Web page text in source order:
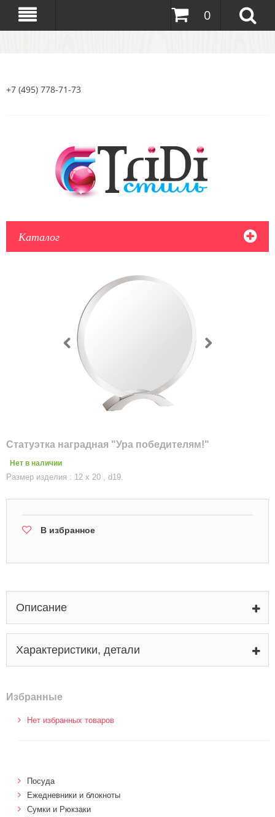
0
+7 (495) 778-71-73
Каталог
Статуэтка наградная "Ура победителям!"
Нет в наличии
Размер изделия : 12 x 20 , d19.
В избранное
Описание
Характеристики, детали
Избранные
Нет избранных товаров
Посуда
Ежедневники и блокноты
Сумки и Рюкзаки